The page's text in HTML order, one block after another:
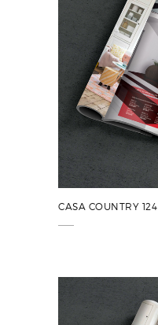
CASA COUNTRY 124